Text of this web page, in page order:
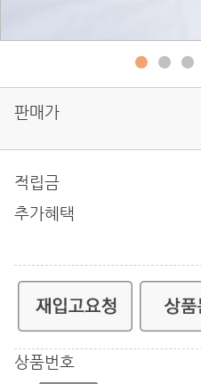
판매가
적립금
추가혜택
상품번호